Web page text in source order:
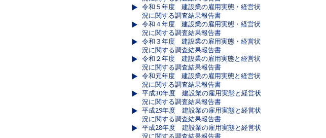
令和５年度 建設業の雇用実態・経営状
況に関する調査結果報告書
令和４年度 建設業の雇用実態・経営状
況に関する調査結果報告書
令和３年度 建設業の雇用実態・経営状
況に関する調査結果報告書
令和２年度 建設業の雇用実態と経営状
況に関する調査結果報告書
令和元年度 建設業の雇用実態と経営状
況に関する調査結果報告書
平成30年度 建設業の雇用実態と経営状
況に関する調査結果報告書
平成29年度 建設業の雇用実態と経営状
況に関する調査結果報告書
平成28年度 建設業の雇用実態と経営状
況に関する調査結果報告書